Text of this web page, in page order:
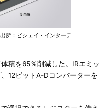
所：ビシェイ・インターテ
積を65％削減した。IRエミッ
12ビットA-Dコンバーターを